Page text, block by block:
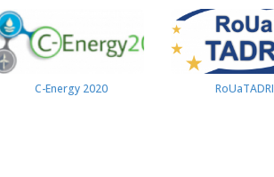
C-Energy 2020 RoUaTADRI